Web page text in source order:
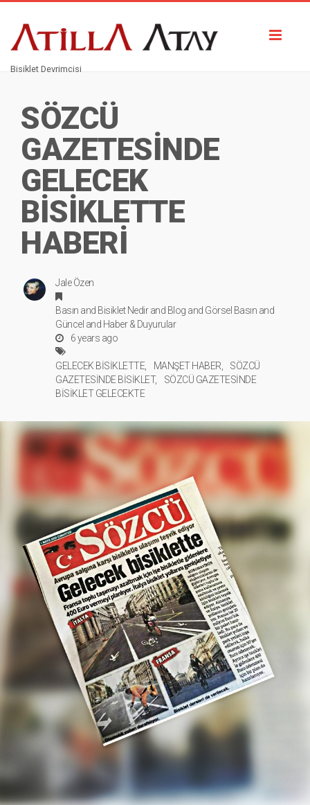
Bisiklet Devrimcisi
SÖZCÜ
GAZETESİNDE
GELECEK
BİSİKLETTE
HABERİ
Jale Özen
Basın and Bisiklet Nedirand Blog and Görsel Basın and
Güncel and Haber & Duyurular
6 years ago
GELECEK BİSİKLETTE MANŞET HABER
SÖZCÜ
GAZETESİNDE BİSİKLET
SÖZCÜ GAZETESİNDE
BİSİKLET GELECEKTE